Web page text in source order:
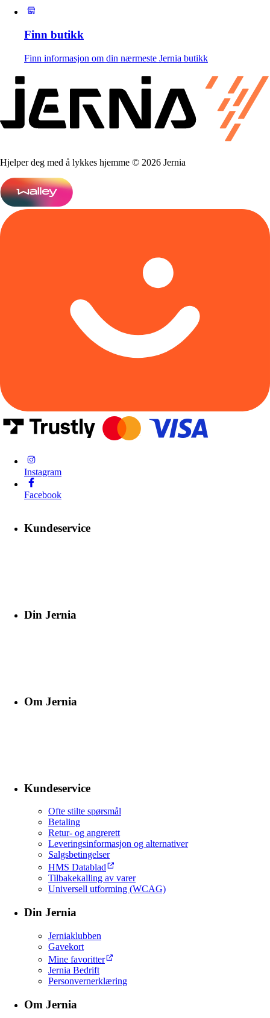
Finn butikk
Finn informasjon om din nærmeste Jernia butikk
Hjelper deg med å lykkes hjemme © 2026 Jernia
Instagram
Facebook
Kundeservice
Din Jernia
Om Jernia
Kundeservice
Ofte stilte spørsmål
Betaling
Retur- og angrerett
Leveringsinformasjon og alternativer
Salgsbetingelser
HMS Datablad
Tilbakekalling av varer
Universell utforming (WCAG)
Din Jernia
Jerniaklubben
Gavekort
Mine favoritter
Jernia Bedrift
Personvernerklæring
Om Jernia